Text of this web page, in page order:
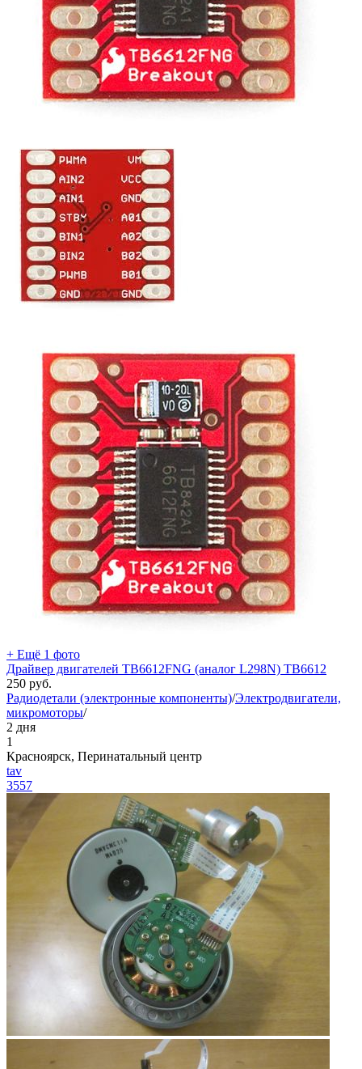
+ Ещё 1 фото
Драйвер двигателей TB6612FNG (аналог L298N) TB6612
250 руб.
Радиодетали (электронные компоненты)/Электродвигатели,
микромоторы/
2 дня
1
Красноярск, Перинатальный центр
tav
3557